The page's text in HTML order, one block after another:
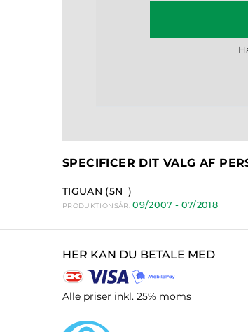
SPECIFICER DIT VALG AF
TIGUAN (5N_)
PRODUKTIONSÅR:09/2007 - 07/2018
HER KAN DU BETALE MED
Alle priser inkl. 25% moms